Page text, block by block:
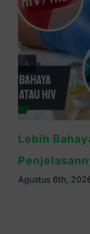
Lebih
Agustus 6th,